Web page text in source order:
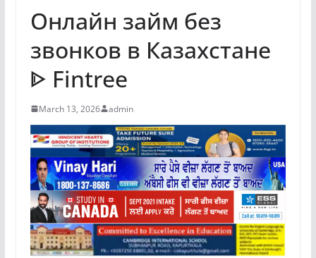
Онлайн займ без
звонков в Казахстане
ᐈ Fintree
March 13, 2026 admin